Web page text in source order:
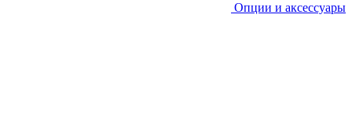
Опции и аксессуары